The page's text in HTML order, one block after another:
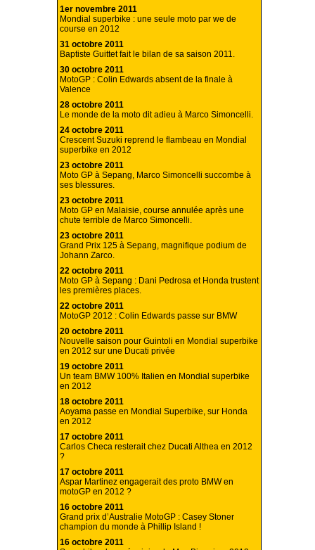
1er novembre 2011
Mondial superbike : une seule moto par we de
course en 2012
31 octobre 2011
Baptiste Guittet fait le bilan de sa saison 2011.
30 octobre 2011
MotoGP : Colin Edwards absent de la finale à
Valence
28 octobre 2011
Le monde de la moto dit adieu à Marco Simoncelli.
24 octobre 2011
Crescent Suzuki reprend le flambeau en Mondial
superbike en 2012
23 octobre 2011
Moto GP à Sepang, Marco Simoncelli succombe à
ses blessures.
23 octobre 2011
Moto GP en Malaisie, course annulée après une
chute terrible de Marco Simoncelli.
23 octobre 2011
Grand Prix 125 à Sepang, magnifique podium de
Johann Zarco.
22 octobre 2011
Moto GP à Sepang : Dani Pedrosa et Honda trustent
les premières places.
22 octobre 2011
MotoGP 2012 : Colin Edwards passe sur BMW
20 octobre 2011
Nouvelle saison pour Guintoli en Mondial superbike
en 2012 sur une Ducati privée
19 octobre 2011
Un team BMW 100% Italien en Mondial superbike
en 2012
18 octobre 2011
Aoyama passe en Mondial Superbike, sur Honda
en 2012
17 octobre 2011
Carlos Checa resterait chez Ducati Althea en 2012
?
17 octobre 2011
Aspar Martinez engagerait des proto BMW en
motoGP en 2012 ?
16 octobre 2011
Grand prix d’Australie MotoGP : Casey Stoner
champion du monde à Phillip Island !
16 octobre 2011